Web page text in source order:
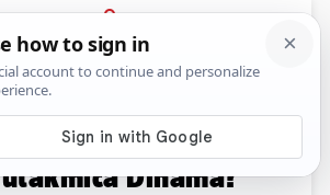
PRIJAVA
Sport Komentari
će završiti prva
Dinama?